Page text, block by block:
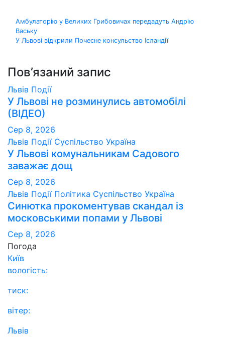
Навігація
записів
Амбулаторію у Великих Грибовичах передадуть Андрію
Ваську
У Львові відкрили Почесне консульство Ісландії
Пов’язаний запис
Львів Події
У Львові не розминулись автомобілі
(ВІДЕО)
Сер 8, 2026
Львів Події Суспільство Україна
У Львові комунальникам Садового
заважає дощ
Сер 8, 2026
Львів Події Політика Суспільство Україна
Синютка прокоментував скандал із
московськими попами у Львові
Сер 8, 2026
Погода
Київ
вологість:
тиск:
вітер:
Львів